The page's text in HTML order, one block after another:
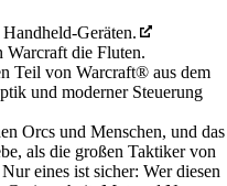
Geräten.
die Fluten.
Teil von Warcraft® aus dem
und moderner Steuerung
Orcs und Menschen, und das
als die großen Taktiker von
eines ist sicher: Wer diesen